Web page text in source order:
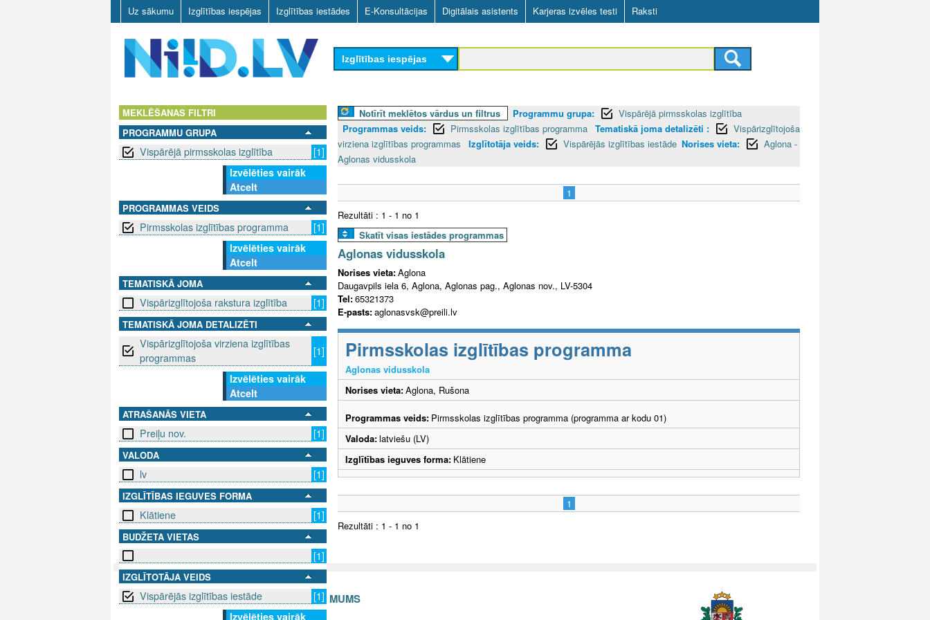
Skip
to
main
content
Uz sākumu Izglītības iespējas Izglītības iestādes E-Konsultācijas Digitālais asistents Karjeras izvēles testi Raksti
Izglītības iespējas
MEKLĒŠANAS FILTRI
PROGRAMMU GRUPA
Vispārējā pirmsskolas izglītība
[1]
Izvēlēties vairāk
Atcelt
PROGRAMMAS VEIDS
Pirmsskolas izglītības programma
[1]
Izvēlēties vairāk
Atcelt
TEMATISKĀ JOMA
Vispārizglītojoša rakstura izglītība [1]
TEMATISKĀ JOMA DETALIZĒTI
Vispārizglītojoša virziena izglītības
programmas
[1]
Izvēlēties vairāk
Atcelt
ATRAŠANĀS VIETA
Preiļu nov. [1]
VALODA
lv [1]
IZGLĪTĪBAS IEGUVES FORMA
Klātiene [1]
BUDŽETA VIETAS
[1]
IZGLĪTOTĀJA VEIDS
Vispārējās izglītības iestāde
[1]
Izvēlēties vairāk
Notīrīt meklētos vārdus un filtrus Programmu grupa:
Vispārējā pirmsskolas izglītība
Programmas veids:
Pirmsskolas izglītības programma Tematiskā joma detalizēti :
Vispārizglītojoša
virziena izglītības programmas
Izglītotāja veids: Vispārējās izglītības iestāde Norises vieta:
Aglona -
Aglonas vidusskola
1
Rezultāti : 1 - 1 no 1
Skatīt visas iestādes programmas
Aglonas vidusskola
Norises vieta:Aglona
Daugavpils iela 6, Aglona, Aglonas pag., Aglonas nov., LV-5304
Tel:65321373
E-pasts:aglonasvsk@preili.lv
Pirmsskolas izglītības programma
Aglonas vidusskola
Norises vieta:Aglona, Rušona
Programmas veids: Pirmsskolas izglītības programma (programma ar kodu 01)
Valoda:latviešu (LV)
Izglītības ieguves forma: Klātiene
1
Rezultāti : 1 - 1 no 1
SEKO MUMS SAZINIES AR MUMS